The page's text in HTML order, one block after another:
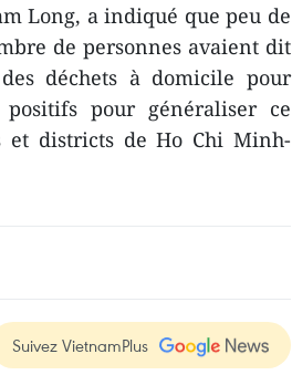
Long, a indiqué que peu de
de personnes avaient dit
déchets à domicile pour
pour généraliser ce
et districts de Ho Chi Minh-
Suivez VietnamPlus